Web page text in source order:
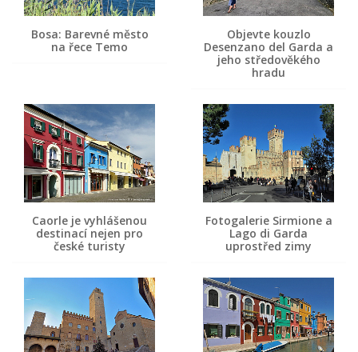
Bosa: Barevné město
na řece Temo
Objevte kouzlo
Desenzano del Garda a
jeho středověkého
hradu
Caorle je vyhlášenou
destinací nejen pro
české turisty
Fotogalerie Sirmione a
Lago di Garda
uprostřed zimy